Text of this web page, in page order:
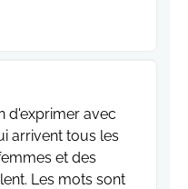
d'exprimer avec
arrivent tous les
et des
Les mots sont